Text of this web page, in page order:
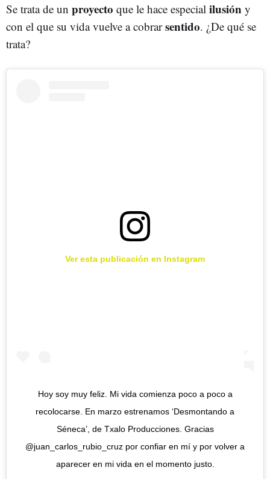
Se trata de un proyecto que le hace especial ilusión y
con el que su vida vuelve a cobrarsentido. ¿De qué se
trata?
Ver esta publicación en Instagram
Hoy soy muy feliz. Mi vida comienza poco a poco a
recolocarse. En marzo estrenamos ‘Desmontando a
Séneca’, de Txalo Producciones. Gracias
@juan_carlos_rubio_cruz por confiar en mí y por volver a
aparecer en mi vida en el momento justo.